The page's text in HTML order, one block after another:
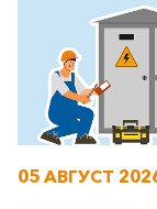
+7-800-
05 АВГУСТ